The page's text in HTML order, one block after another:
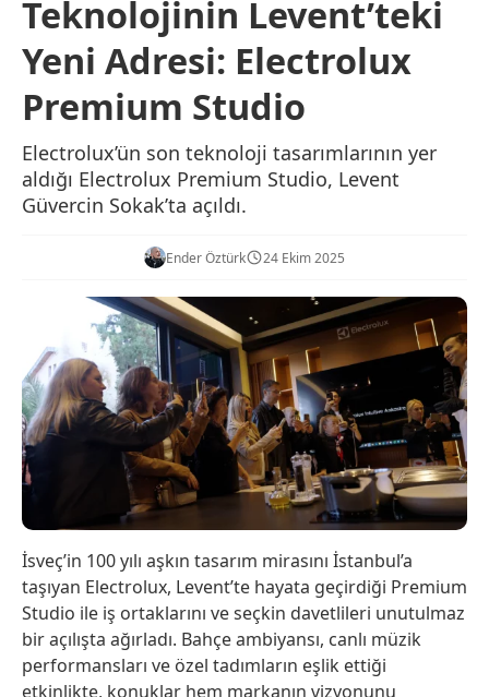
Teknolojinin Levent’teki
Yeni Adresi: Electrolux
Premium Studio
Electrolux’ün son teknoloji tasarımlarının yer
aldığı Electrolux Premium Studio, Levent
Güvercin Sokak’ta açıldı.
Ender Öztürk 24 Ekim 2025
İsveç’in 100 yılı aşkın tasarım mirasını İstanbul’a
taşıyan Electrolux, Levent’te hayata geçirdiği Premium
Studio ile iş ortaklarını ve seçkin davetlileri unutulmaz
bir açılışta ağırladı. Bahçe ambiyansı, canlı müzik
performansları ve özel tadımların eşlik ettiği
etkinlikte, konuklar hem markanın vizyonunu